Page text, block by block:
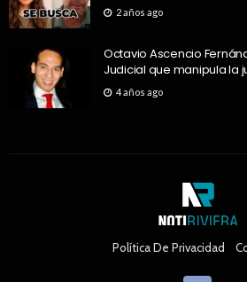
2 años ago
Octavio Ascencio
Judicial que manipula la
4 años ago
Política De Privacidad